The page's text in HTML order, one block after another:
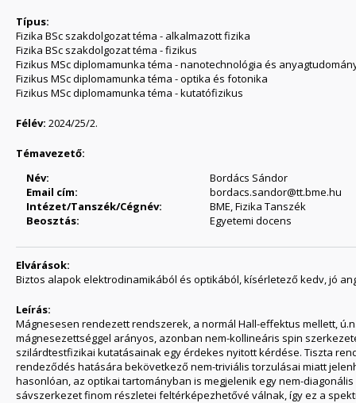
Típus:
Fizika BSc szakdolgozat téma - alkalmazott fizika
Fizika BSc szakdolgozat téma - fizikus
Fizikus MSc diplomamunka téma - nanotechnológia és
Fizikus MSc diplomamunka téma - optika és fotonika
Fizikus MSc diplomamunka téma - kutatófizikus
Félév: 2024/25/2.
Témavezető:
Név:
Bordács Sándor
Email cím:
bordacs.sandor@tt.bme.hu
Intézet/Tanszék/Cégnév:
BME, Fizika Tanszék
Beosztás:
Egyetemi docens
Elvárások:
Biztos alapok elektrodinamikából és optikából, kísérletező kedv, jó
Leírás:
Mágnesesen rendezett rendszerek, a normál Hall-effektus mellett,
mágnesezettséggel arányos, azonban nem-kollineáris spin
szilárdtestfizikai kutatásainak egy érdekes nyitott kérdése. Tiszta
rendeződés hatására bekövetkező nem-triviális torzulásai miatt
hasonlóan, az optikai tartományban is megjelenik egy nem-
sávszerkezet finom részletei feltérképezhetővé válnak, így ez a